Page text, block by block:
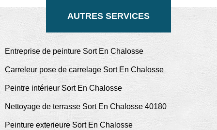
AUTRES SERVICES
Entreprise de peinture Sort En Chalosse
Carreleur pose de carrelage Sort En Chalosse
Peintre intérieur Sort En Chalosse
Nettoyage de terrasse Sort En Chalosse 40180
Peinture exterieure Sort En Chalosse